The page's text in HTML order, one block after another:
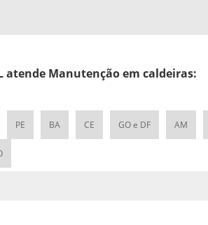
atende Manutenção em caldeiras:
PE BA CE GO e DF AM